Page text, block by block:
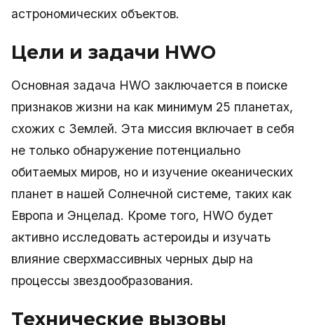
астрономических объектов.
Цели и задачи HWO
Основная задача HWO заключается в поиске
признаков жизни на как минимум 25 планетах,
схожих с Землей. Эта миссия включает в себя
не только обнаружение потенциально
обитаемых миров, но и изучение океанических
планет в нашей Солнечной системе, таких как
Европа и Энцелад. Кроме того, HWO будет
активно исследовать астероиды и изучать
влияние сверхмассивных черных дыр на
процессы звездообразования.
Технические вызовы